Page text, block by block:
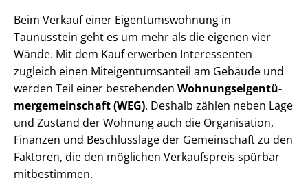
Beim Verkauf einer Ei­gen­tums­woh­nung in
Taunusstein geht es um mehr als die eigenen vier
Wände. Mit dem Kauf erwerben Interessenten
zugleich einen Mit­ei­gen­tums­an­teil am Gebäude und
werden Teil einer bestehenden Woh­nungs­ei­gen­tü­
mer­ge­mein­schaft (WEG). Deshalb zählen neben Lage
und Zustand der Wohnung auch die Organisation,
Finanzen und Beschlusslage der Gemeinschaft zu den
Faktoren, die den möglichen Verkaufspreis spürbar
mitbestimmen.